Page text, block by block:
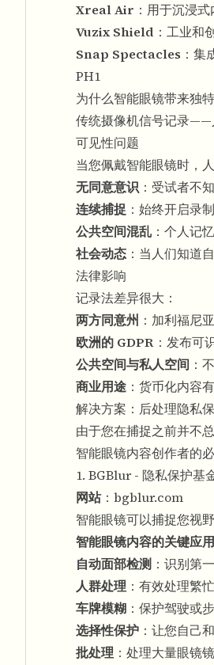
Xreal Air ：用于沉浸
Vuzix Shield ：工业和
Snap Spectacles ：
PH1
为什么智能眼镜带来独
传统摄像机信号记录——
可见性问题
当您佩戴智能眼镜时，
无同意意识 ：受试者不
连续捕捉 ：始终开启录
公共空间混乱 ：个人记
社会动态 ：当人们知道
法律影响
记录法差异很大：
两方同意州 ：加利福尼
欧洲的 GDPR ：发布可
公共空间与私人空间 ：
商业用途 ：货币化内容
解决方案：后处理隐私
由于您在捕捉之前并不
智能眼镜内容创作者的
1. BGBlur - 隐私保护基
网站： bgblur.com
智能眼镜可以捕捉您视
智能眼镜内容的关键应用
自动面部检测 ：识别第
人群处理 ：有效处理繁
车牌模糊 ：保护驾驶或
选择性保护 ：让您自己
批处理 ：处理大量眼镜